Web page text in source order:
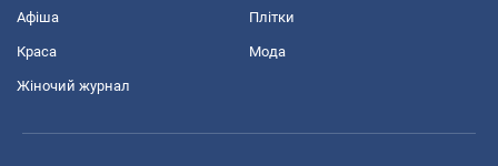
Афіша Плітки
Краса Мода
Жіночий журнал